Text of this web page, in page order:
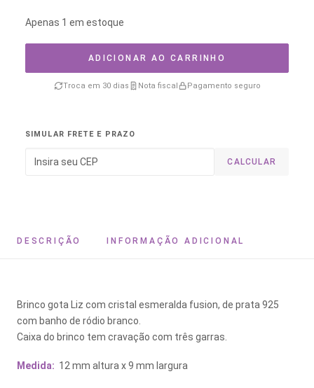
Apenas 1 em estoque
ADICIONAR AO CARRINHO
Troca em 30 dias Nota fiscal Pagamento seguro
SIMULAR FRETE E PRAZO
CALCULAR
DESCRIÇÃO INFORMAÇÃO ADICIONAL
Brinco gota Liz com cristal esmeralda fusion, de prata 925
com banho de ródio branco.
Caixa do brinco tem cravação com três garras.
Medida: 12 mm altura x 9 mm largura